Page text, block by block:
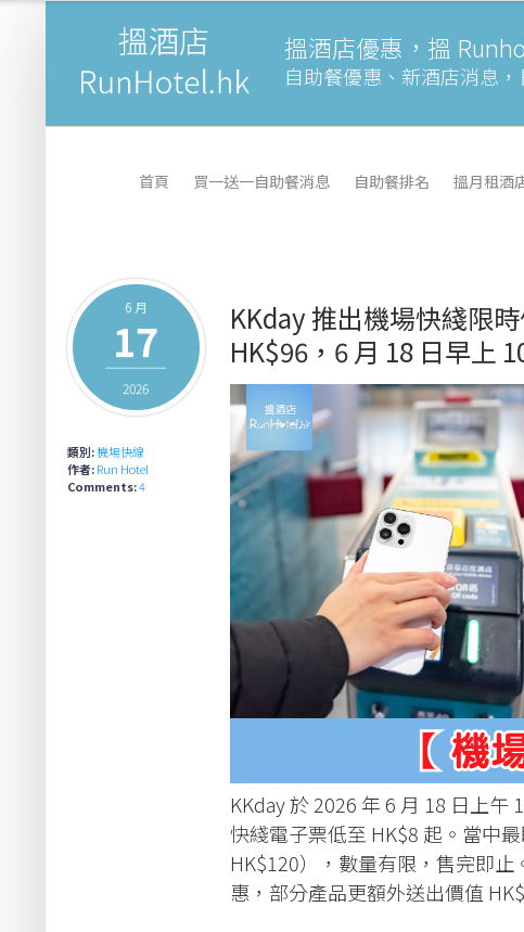
搵酒店優惠，搵
自助餐優惠、新酒店消息，
首頁 買一送一自助餐消息 自助餐排名 搵月租酒
6 月
17
2026
類別:機場快線
作者:Run Hotel
Comments:4
KKday 推出機場快綫限
HK$96，6 月 18 日早上
KKday 於 2026 年 6 月 18 日上
快綫電子票低至 HK$8 起。當中
HK$120），數量有限，售完即
惠，部分產品更額外送出價值